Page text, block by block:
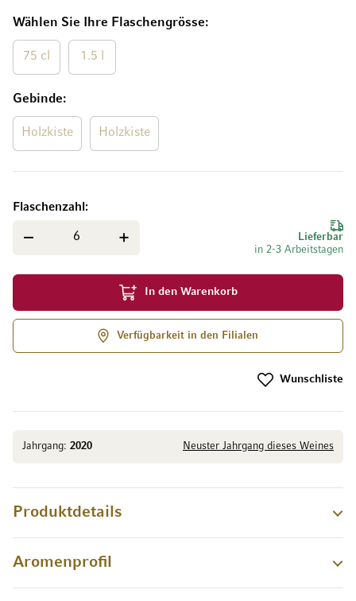
Jahrgang: 2020 Neuster Jahrgang dieses Weines
Wählen Sie Ihre Flaschengrösse
75 cl 1.5 l
Gebinde
Holzkiste Holzkiste
Lieferbar
in 2-3 Arbeitstagen
Flaschenzahl
In den Warenkorb
Verfügbarkeit in den Filialen
Wunschliste
Produktdetails
Aromenprofil